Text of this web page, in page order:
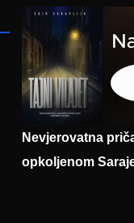
Nevjerovatna
opkoljenom